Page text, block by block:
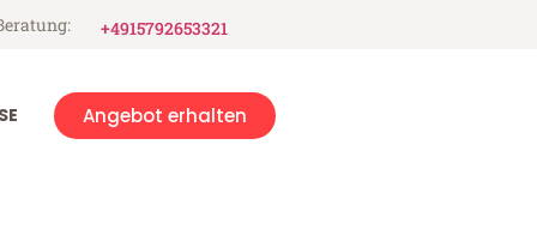
+4915792653321
Angebot erhalten